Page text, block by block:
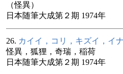
（怪異）
日本随筆大成第２期 1974年
26. カイイ，コリ，キズイ，イ
怪異，狐狸，奇瑞，稲荷
日本随筆大成第２期 1974年